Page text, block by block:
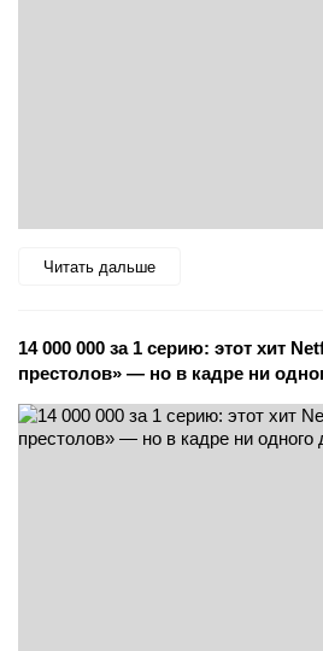
Читать дальше
14 000 000 за 1 серию: этот хит
престолов» — но в кадре ни